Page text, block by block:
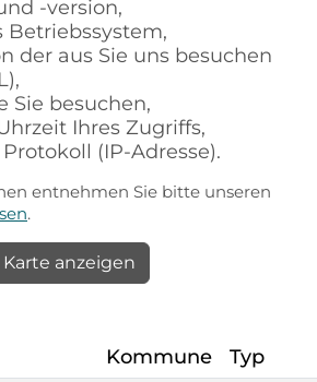
-version,
Betriebssystem,
der aus Sie uns besuchen
Sie besuchen,
Ihres Zugriffs,
(IP-Adresse).
entnehmen Sie bitte unseren
.
anzeigen
Kommune
Typ